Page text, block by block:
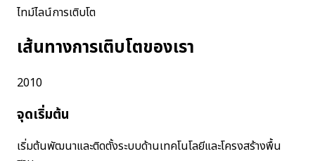
ไทม์ไลน์การเติบโต
เส้นทางการเติบโตของเรา
2010
จุดเริ่มต้น
เริ่มต้นพัฒนาและติดตั้งระบบด้านเทคโนโลยีและโครงสร้างพื้น